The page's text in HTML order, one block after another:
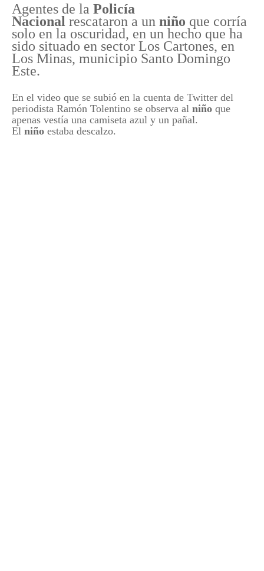
Agentes de la Policía
Nacional rescataron a un niño que corría
solo en la oscuridad, en un hecho que ha
sido situado en sector Los Cartones, en
Los Minas, municipio Santo Domingo
Este.
En el video que se subió en la cuenta de Twitter del
periodista Ramón Tolentino se observa al niño que
apenas vestía una camiseta azul y un pañal.
El niño estaba descalzo.